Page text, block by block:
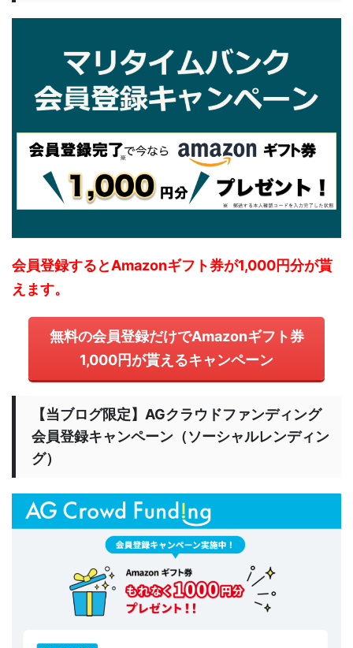
会員登録するとAmazonギフト券が1,000円分が貰
えます。
無料の会員登録だけでAmazonギフト券
1,000円が貰えるキャンペーン
【当ブログ限定】AGクラウドファンディング
会員登録キャンペーン（ソーシャルレンディン
グ）